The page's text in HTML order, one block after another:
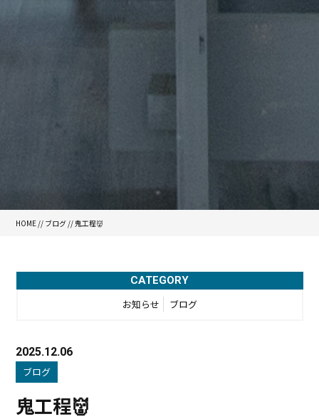
HOME // ブログ // 鬼工程👹
CATEGORY
お知らせ ブログ
2025.12.06
ブログ
鬼工程👹